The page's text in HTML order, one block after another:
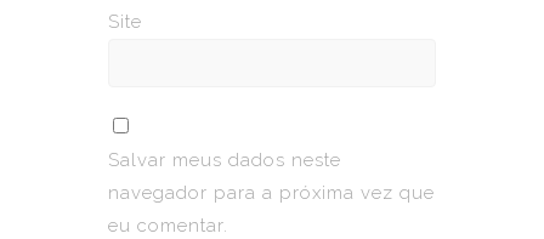
Site
Salvar meus dados neste
navegador para a próxima vez que
eu comentar.